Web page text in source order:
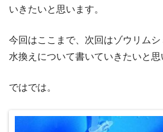
いきたいと思います。
今回はここまで、次回はゾウリム
水換えについて書いていきたいと思
ではでは。